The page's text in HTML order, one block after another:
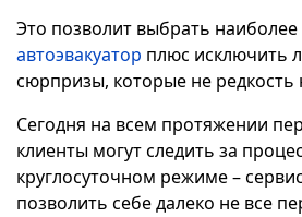
Это позволит выбрать
автоэвакуатор плюс исключить
сюрпризы, которые не редкость
Сегодня на всем протяжении
клиенты могут следить за
круглосуточном режиме –
позволить себе далеко не все